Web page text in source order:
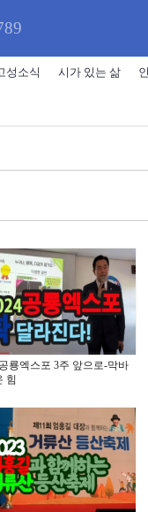
성소식 시가 있는 삶
룡엑스포 3주 앞으로-막바
힘